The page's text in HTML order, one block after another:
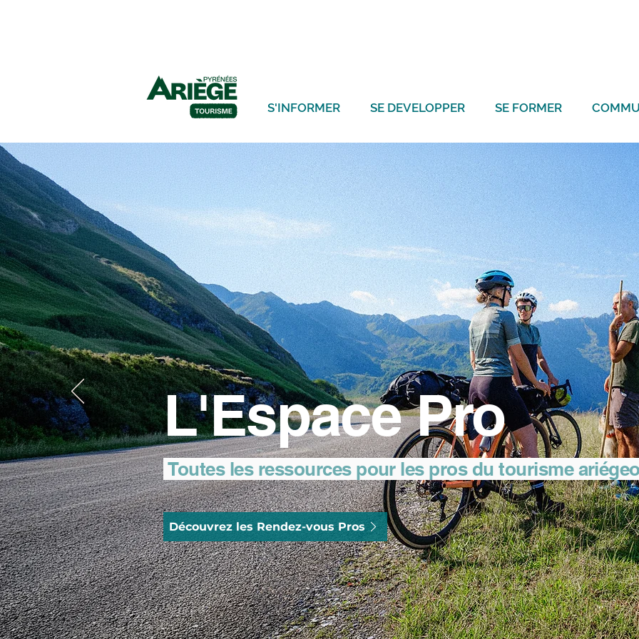
L'Espace Pro
Toutes les ressources pour les pros du tourisme
Découvrez les Rendez-vous Pros
S'INFORMER SE DEVELOPPER SE FORMER